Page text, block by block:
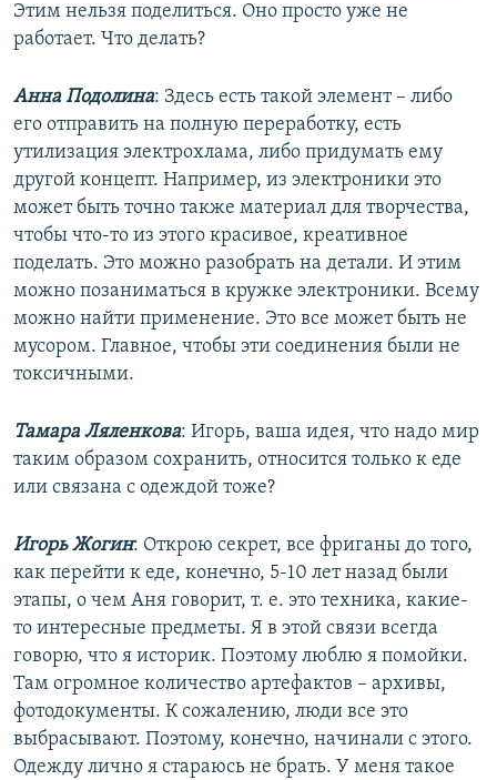
Этим нельзя поделиться. Оно просто уже не
работает. Что делать?
Анна Подолина: Здесь есть такой элемент – либо
его отправить на полную переработку, есть
утилизация электрохлама, либо придумать ему
другой концепт. Например, из электроники это
может быть точно также материал для творчества,
чтобы что-то из этого красивое, креативное
поделать. Это можно разобрать на детали. И этим
можно позаниматься в кружке электроники. Всему
можно найти применение. Это все может быть не
мусором. Главное, чтобы эти соединения были не
токсичными.
Тамара Ляленкова: Игорь, ваша идея, что надо мир
таким образом сохранить, относится только к еде
или связана с одеждой тоже?
Игорь Жогин: Открою секрет, все фриганы до того,
как перейти к еде, конечно, 5-10 лет назад были
этапы, о чем Аня говорит, т. е. это техника, какие-
то интересные предметы. Я в этой связи всегда
говорю, что я историк. Поэтому люблю я помойки.
Там огромное количество артефактов – архивы,
фотодокументы. К сожалению, люди все это
выбрасывают. Поэтому, конечно, начинали с этого.
Одежду лично я стараюсь не брать. У меня такое